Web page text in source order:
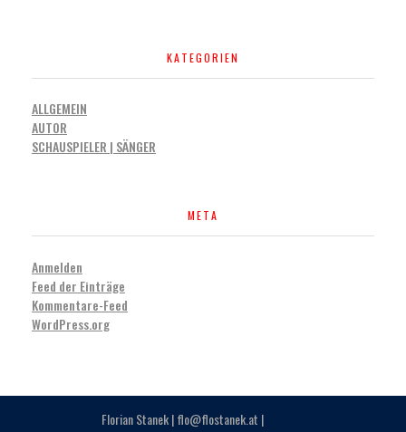
KATEGORIEN
ALLGEMEIN
AUTOR
SCHAUSPIELER | SÄNGER
META
Anmelden
Feed der Einträge
Kommentare-Feed
WordPress.org
Florian Stanek |flo@flostanek.at |